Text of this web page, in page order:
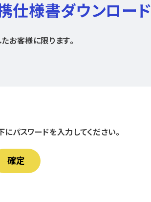
仕様書ダウンロード
お客様に限ります。
パスワードを入力してください。